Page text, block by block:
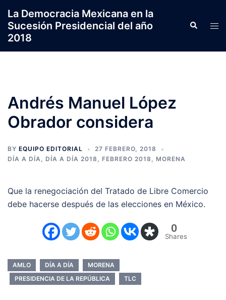
contenido
La Democracia Mexicana en la
Sucesión Presidencial del año
2018
Search
Andrés Manuel López
Obrador considera
BY EQUIPO EDITORIAL
27 FEBRERO, 2018
DÍA A DÍA, DÍA A DÍA 2018 , FEBRERO 2018 , MORENA
Que la renegociación del Tratado de Libre Comercio
debe hacerse después de las elecciones en México.
0
Shares
AMLO DÍA A DÍA
MORENA
PRESIDENCIA DE LA REPÚBLICA
TLC